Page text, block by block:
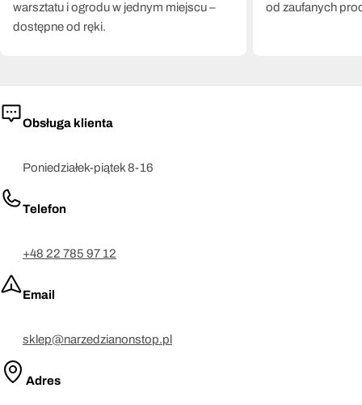
warsztatu i ogrodu w jednym miejscu –
dostępne od ręki.
od zaufanych
Obsługa klienta
Poniedziałek-piątek 8-16
Telefon
+48 22 785 97 12
Email
sklep@narzedzianonstop.pl
Adres